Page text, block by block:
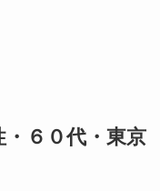
６０代・東京